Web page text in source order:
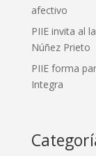
afectivo
PIIE invita al
Núñez Prieto
PIIE forma
Integra